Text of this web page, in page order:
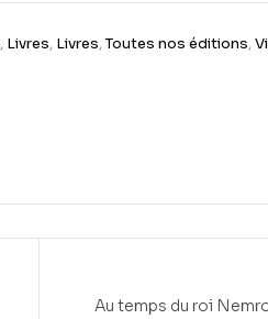
, Livres, Livres,Toutes nos éditions,
Au temps du roi